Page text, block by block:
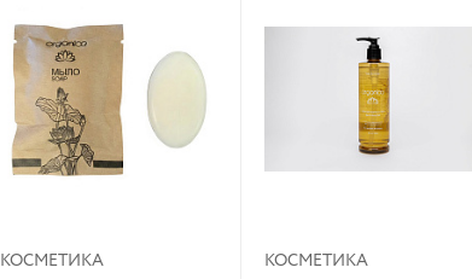
КОСМЕТИКА КОСМЕТИКА